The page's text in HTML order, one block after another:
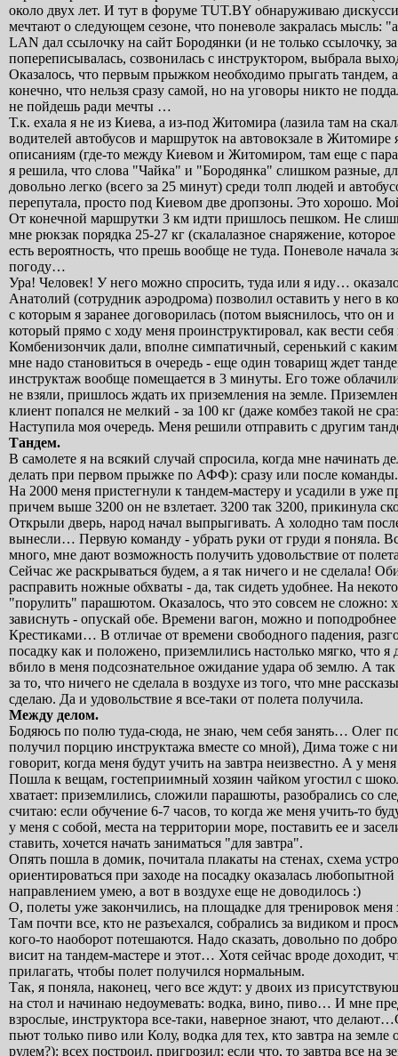
около двух лет. И тут в форуме TUT.BY обнаруживаю
мечтают о следующем сезоне, что поневоле закралась мысль:
LAN дал ссылочку на сайт Бородянки (и не только ссылочку,
попереписывалась, созвонилась с инструктором, выбрала
Оказалось, что первым прыжком необходимо прыгать
конечно, что нельзя сразу самой, но на уговоры никто не
не пойдешь ради мечты …
Т.к. ехала я не из Киева, а из-под Житомира (лазила там на
водителей автобусов и маршруток на автовокзале в
описаниям (где-то между Киевом и Житомиром, там еще с
я решила, что слова "Чайка" и "Бородянка" слишком разные,
довольно легко (всего за 25 минут) среди толп людей и
перепутала, просто под Киевом две дропзоны. Это хорошо.
От конечной маршрутки 3 км идти пришлось пешком. Не
мне рюкзак порядка 25-27 кг (скалалазное снаряжение,
есть вероятность, что прешь вообще не туда. Поневоле
погоду…
Ура! Человек! У него можно спросить, туда или я иду…
Анатолий (сотрудник аэродрома) позволил оставить у него в
с которым я заранее договорилась (потом выяснилось, что
который прямо с ходу меня проинструктировал, как вести
Комбенизончик дали, вполне симпатичный, серенький с
мне надо становиться в очередь - еще один товарищ ждет
инструктаж вообще помещается в 3 минуты. Его тоже
не взяли, пришлось ждать их приземления на земле.
клиент попался не мелкий - за 100 кг (даже комбез такой не
Наступила моя очередь. Меня решили отправить с другим
Тандем.
В самолете я на всякий случай спросила, когда мне начинать
делать при первом прыжке по АФФ): сразу или после команды.
На 2000 меня пристегнули к тандем-мастеру и усадили в уже
причем выше 3200 он не взлетает. 3200 так 3200, прикинула
Открыли дверь, народ начал выпрыгивать. А холодно там
вынесли… Первую команду - убрать руки от груди я поняла.
много, мне дают возможность получить удовольствие от
Сейчас же раскрываться будем, а я так ничего и не сделала!
расправить ножные обхваты - да, так сидеть удобнее. На
"порулить" парашютом. Оказалось, что это совсем не сложно:
зависнуть - опускай обе. Времени вагон, можно и поподробнее
Крестиками… В отличае от времени свободного падения,
посадку как и положено, приземлились настолько мягко, что
вбило в меня подсознательное ожидание удара об землю. А
за то, что ничего не сделала в воздухе из того, что мне
сделаю. Да и удовольствие я все-таки от полета получила.
Между делом.
Бодяюсь по полю туда-сюда, не знаю, чем себя занять… Олег
получил порцию инструктажа вместе со мной), Дима тоже с
говорит, когда меня будут учить на завтра неизвестно. А у
Пошла к вещам, гостеприимный хозяин чайком угостил с
хватает: приземлились, сложили парашюты, разобрались со
считаю: если обучение 6-7 часов, то когда же меня учить-то
у меня с собой, места на территории море, поставить ее и
ставить, хочется начать заниматься "для завтра".
Опять пошла в домик, почитала плакаты на стенах, схема
ориентироваться при заходе на посадку оказалась
направлением умею, а вот в воздухе еще не доводилось :)
О, полеты уже закончились, на площадке для тренировок
Там почти все, кто не разъехался, собрались за видиком и
кого-то наоборот потешаются. Надо сказать, довольно по
висит на тандем-мастере и этот… Хотя сейчас вроде доходит,
прилагать, чтобы полет получился нормальным.
Так, я поняла, наконец, чего все ждут: у двоих из
на стол и начинаю недоумевать: водка, вино, пиво… И мне
взрослые, инструктора все-таки, наверное знают, что
пьют только пиво или Колу, водка для тех, кто завтра на
рулем?): всех построил, пригрозил: если что, то завтра все на